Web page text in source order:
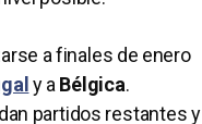
a finales de enero
y a Bélgica.
partidos restantes y